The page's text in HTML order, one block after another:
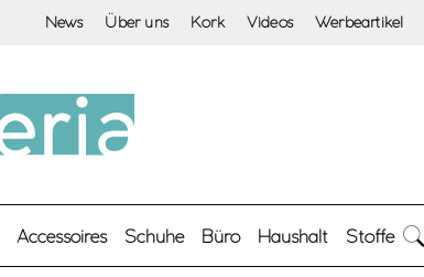
News Über uns Kork Videos Werbeartikel
Accessoires Schuhe Büro Haushalt Stoffe